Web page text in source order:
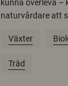
kunna överleva –
naturvårdare att
Växter
Träd